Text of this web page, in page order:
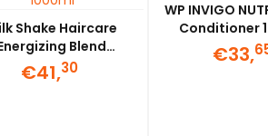
Shake Haircare
Blend
1000ml
€41,30
WP INVIGO
Conditioner
€33,